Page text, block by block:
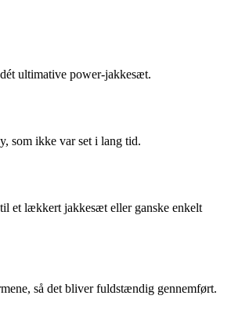
ultimative power-jakkesæt.
som ikke var set i lang tid.
et lækkert jakkesæt eller ganske enkelt
så det bliver fuldstændig gennemført.